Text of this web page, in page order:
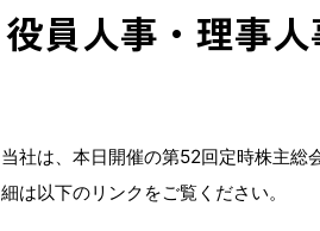
役員人事・理事
当社は、本日開催の第52回定時株主総
細は以下のリンクをご覧ください。